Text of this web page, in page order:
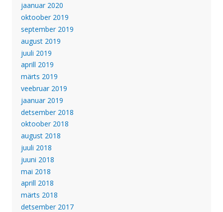
jaanuar 2020
oktoober 2019
september 2019
august 2019
juuli 2019
aprill 2019
märts 2019
veebruar 2019
jaanuar 2019
detsember 2018
oktoober 2018
august 2018
juuli 2018
juuni 2018
mai 2018
aprill 2018
märts 2018
detsember 2017